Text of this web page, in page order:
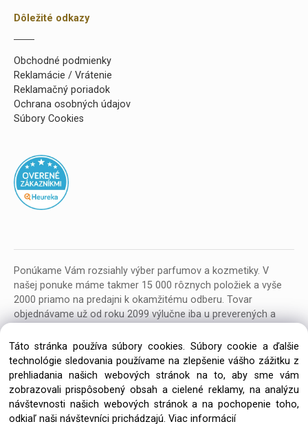
Dôležité odkazy
Obchodné podmienky
Reklamácie / Vrátenie
Reklamačný poriadok
Ochrana osobných údajov
Súbory Cookies
Ponúkame Vám rozsiahly výber parfumov a kozmetiky. V
našej ponuke máme takmer 15 000 rôznych položiek a vyše
2000 priamo na predajni k okamžitému odberu. Tovar
objednávame už od roku 2099 výlučne iba u preverených a
Copyright © 2026 Parfumeria ORION, All rights reserved
Táto stránka používa súbory cookies. Súbory cookie a ďalšie
technológie sledovania používame na zlepšenie vášho zážitku z
prehliadania našich webových stránok na to, aby sme vám
zobrazovali prispôsobený obsah a cielené reklamy, na analýzu
návštevnosti našich webových stránok a na pochopenie toho,
odkiaľ naši návštevníci prichádzajú. Viac informácií